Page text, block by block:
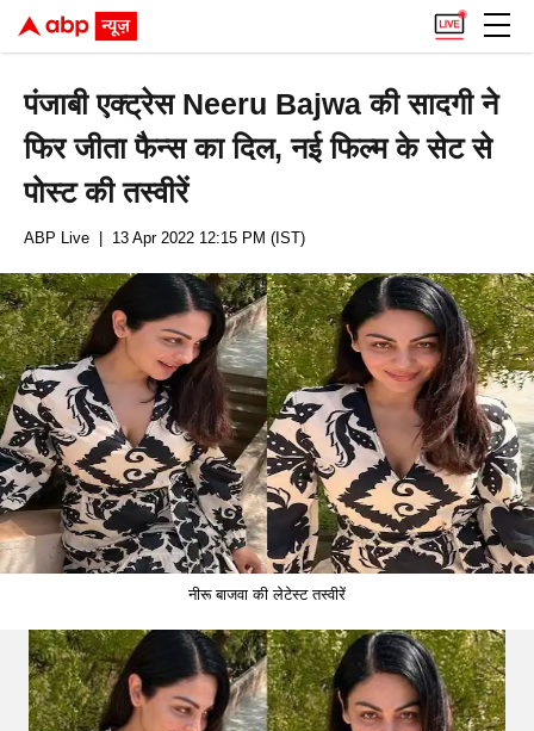
पंजाबी एक्ट्रेस Neeru Bajwa की सादगी ने
फिर जीता फैन्स का दिल, नई फिल्म के सेट से
पोस्ट की तस्वीरें
ABP Live | 13 Apr 2022 12:15 PM (IST)
नीरू बाजवा की लेटेस्ट तस्वीरें